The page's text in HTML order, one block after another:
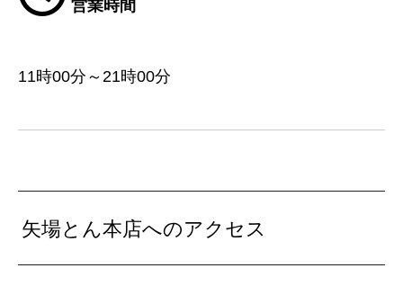
営業時間
11時00分～21時00分
矢場とん本店へのアクセス